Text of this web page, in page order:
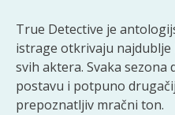
True Detective je
istrage otkrivaju
svih aktera. Svaka
postavu i potpuno
prepoznatljiv mračni ton.